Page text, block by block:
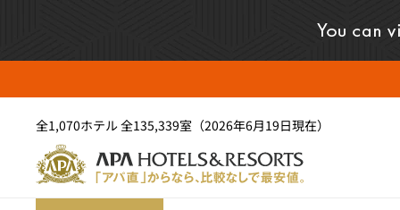
全1,070ホテル 全135,339室（2026年6月19日現在）